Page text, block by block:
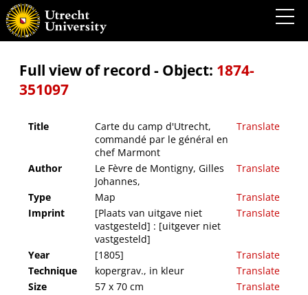
Carte du camp d'Utrecht, commandé par le général en chef Marmont
Full view of record - Object: 1874-
351097
Title
Carte du camp d'Utrecht,
commandé par le général en
chef Marmont
Translate
Author
Le Fèvre de Montigny, Gilles
Johannes,
Translate
Type Map
Translate
Imprint
[Plaats van uitgave niet
vastgesteld] : [uitgever niet
vastgesteld]
Translate
Year [1805]
Translate
Technique
kopergrav., in kleur
Translate
Size
57 x 70 cm
Translate